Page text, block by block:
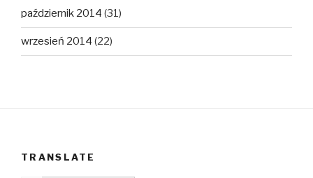
październik 2014 (31)
wrzesień 2014 (22)
TRANSLATE